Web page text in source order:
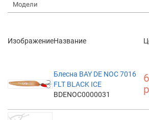
Модели
ИзображениеНазвание
Блесна BAY DE NOC 7016
FLT BLACK ICE
BDENOC0000031